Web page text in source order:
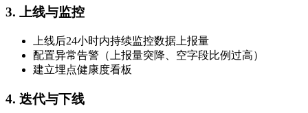
3. 上线与监控
上线后24小时内持续监控数据上报量
配置异常告警（上报量突降、空字段比例过高）
建立埋点健康度看板
4. 迭代与下线